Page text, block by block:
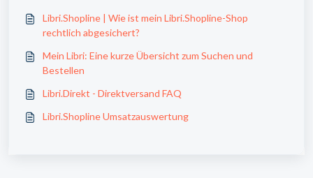
Libri.Shopline | Wie ist mein Libri.Shopline-Shop
rechtlich abgesichert?
Mein Libri: Eine kurze Übersicht zum Suchen und
Bestellen
Libri.Direkt - Direktversand FAQ
Libri.Shopline Umsatzauswertung